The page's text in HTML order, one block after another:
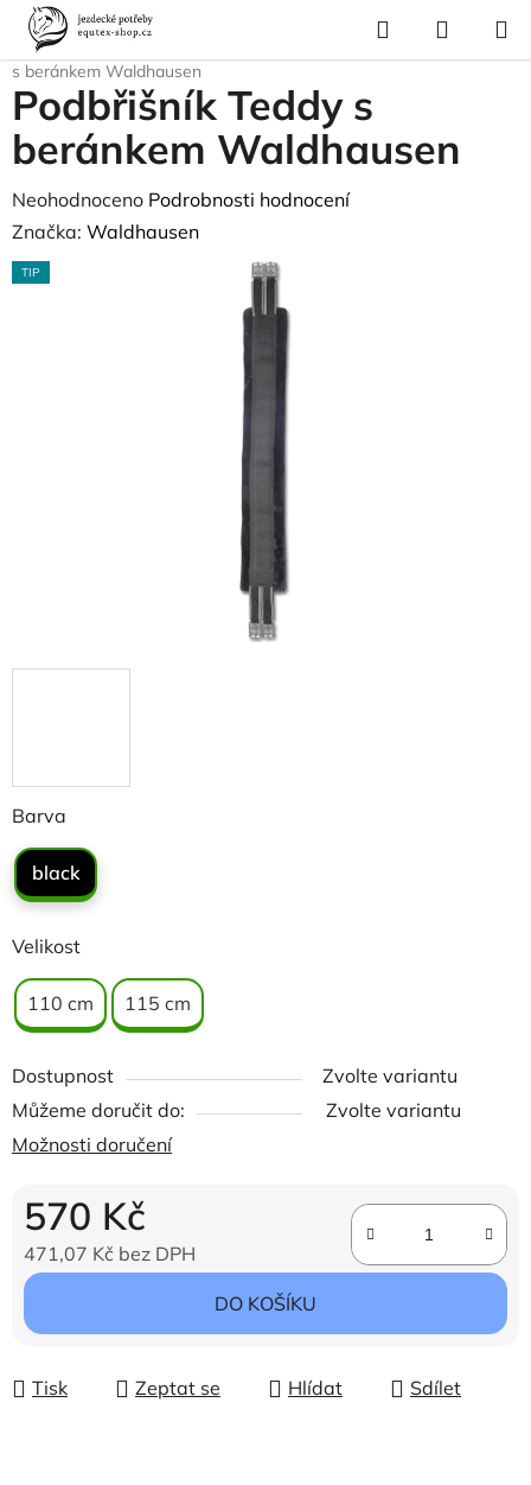
Přejít
obsah
Hledat
KOŠÍK
Domů
Pro koně
s beránkem Waldhausen
Barva
black
Velikost
110 cm 115 cm
Dostupnost
Zvolte variantu
Můžeme doručit do:
Zvolte variantu
Možnosti doručení
570 Kč
471,07 Kč bez DPH
Měrná cena:
DO KOŠÍKU
Tisk Zeptat se Hlídat Sdílet
Podbřišník Teddy s
beránkem Waldhausen
Průměrné
hodnocení
produktu
Neohodnoceno Podrobnosti hodnocení
Značka: Waldhausen
TIP